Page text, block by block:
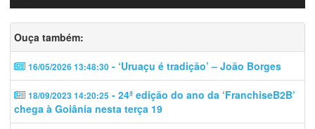
Ouça também:
16/05/2026 13:48:30 - ‘Uruaçu é tradição’ – João Borges
18/09/2023 14:20:25 - 24ª edição do ano da ‘FranchiseB2B’
chega à Goiânia nesta terça 19